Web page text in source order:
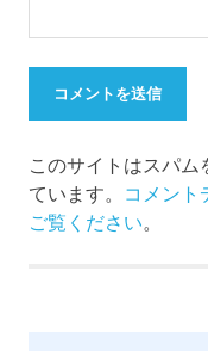
このサイトはスパ
ています。 コメント
ご覧ください。